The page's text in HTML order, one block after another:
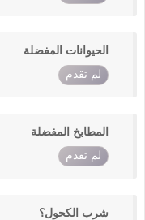
الحيوانات المفضلة
لم تقدم
المطابخ المفضلة
لم تقدم
شرب الكحول؟